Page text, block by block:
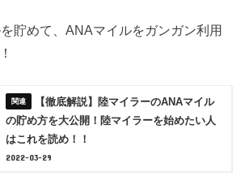
貯めて、ANAマイルをガンガン利用
【徹底解説】陸マイラーのANAマイル
の貯め方を大公開！陸マイラーを始めたい人
はこれを読め！！
2022-03-29